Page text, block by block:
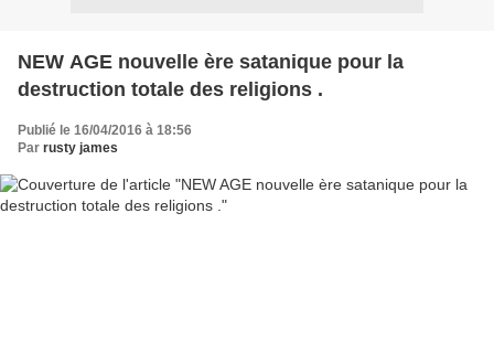
NEW AGE nouvelle ère satanique pour la
destruction totale des religions .
Publié le 16/04/2016 à 18:56
Par rusty james